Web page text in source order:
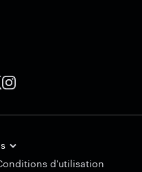
d'utilisation